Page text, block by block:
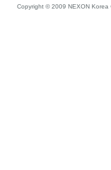
Copyright © 2009 NEXON Korea